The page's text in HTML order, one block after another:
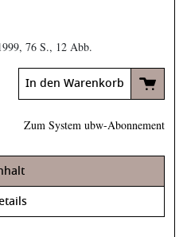
76 S., 12 Abb.
In den Warenkorb
Zum System ubw-Abonnement